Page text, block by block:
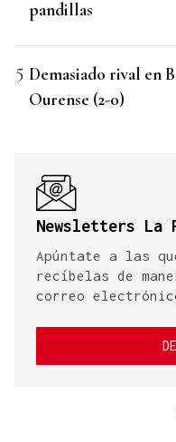
pandillas
Demasiado rival en
Ourense (2-0)
Newsletters La
Apúntate a las
recíbelas de
correo